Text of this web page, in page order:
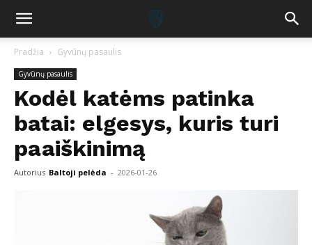
Pradžia Gyvūnų pasaulis
Gyvūnų pasaulis
Kodėl katėms patinka
batai: elgesys, kuris turi
paaiškinimą
Autorius Baltoji pelėda - 2026-01-26